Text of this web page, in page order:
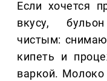
Если хочется
вкусу,
чистым:
кипеть и
варкой.